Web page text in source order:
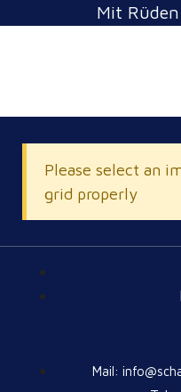
Mit
Please select an
grid properly
Mail: